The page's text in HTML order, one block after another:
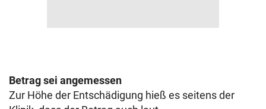
Betrag sei angemessen
Zur Höhe der Entschädigung hieß es seitens der